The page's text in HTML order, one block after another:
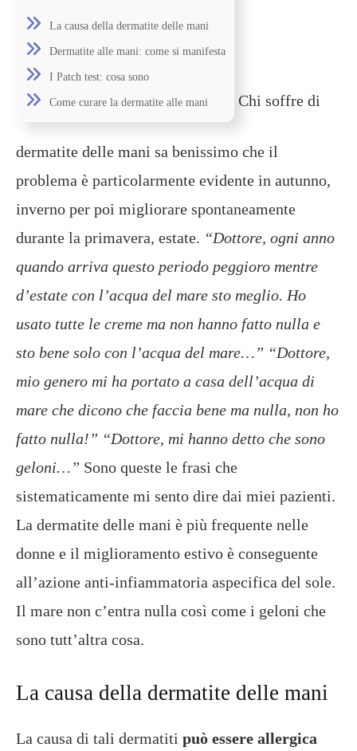
La causa della dermatite delle mani
Dermatite alle mani: come si manifesta
I Patch test: cosa sono
Come curare la dermatite alle mani
Chi soffre di
dermatite delle mani sa benissimo che il
problema è particolarmente evidente in autunno,
inverno per poi migliorare spontaneamente
durante la primavera, estate. “Dottore, ogni anno
quando arriva questo periodo peggioro mentre
d’estate con l’acqua del mare sto meglio. Ho
usato tutte le creme ma non hanno fatto nulla e
sto bene solo con l’acqua del mare…” “Dottore,
mio genero mi ha portato a casa dell’acqua di
mare che dicono che faccia bene ma nulla, non ho
fatto nulla!” “Dottore, mi hanno detto che sono
geloni…” Sono queste le frasi che
sistematicamente mi sento dire dai miei pazienti.
La dermatite delle mani è più frequente nelle
donne e il miglioramento estivo è conseguente
all’azione anti-infiammatoria aspecifica del sole.
Il mare non c’entra nulla così come i geloni che
sono tutt’altra cosa.
La causa della dermatite delle mani
La causa di tali dermatiti può essere allergica